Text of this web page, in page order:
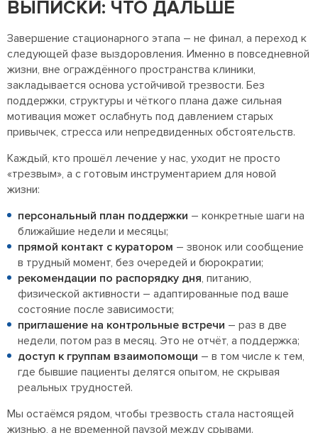
ВЫПИСКИ: ЧТО ДАЛЬШЕ
Завершение стационарного этапа – не финал, а переход к
следующей фазе выздоровления. Именно в повседневной
жизни, вне ограждённого пространства клиники,
закладывается основа устойчивой трезвости. Без
поддержки, структуры и чёткого плана даже сильная
мотивация может ослабнуть под давлением старых
привычек, стресса или непредвиденных обстоятельств.
Каждый, кто прошёл лечение у нас, уходит не просто
«трезвым», а с готовым инструментарием для новой
жизни:
персональный план поддержки – конкретные шаги на
ближайшие недели и месяцы;
прямой контакт с куратором – звонок или сообщение
в трудный момент, без очередей и бюрократии;
рекомендации по распорядку дня, питанию,
физической активности – адаптированные под ваше
состояние после зависимости;
приглашение на контрольные встречи – раз в две
недели, потом раз в месяц. Это не отчёт, а поддержка;
доступ к группам взаимопомощи – в том числе к тем,
где бывшие пациенты делятся опытом, не скрывая
реальных трудностей.
Мы остаёмся рядом, чтобы трезвость стала настоящей
жизнью, а не временной паузой между срывами.